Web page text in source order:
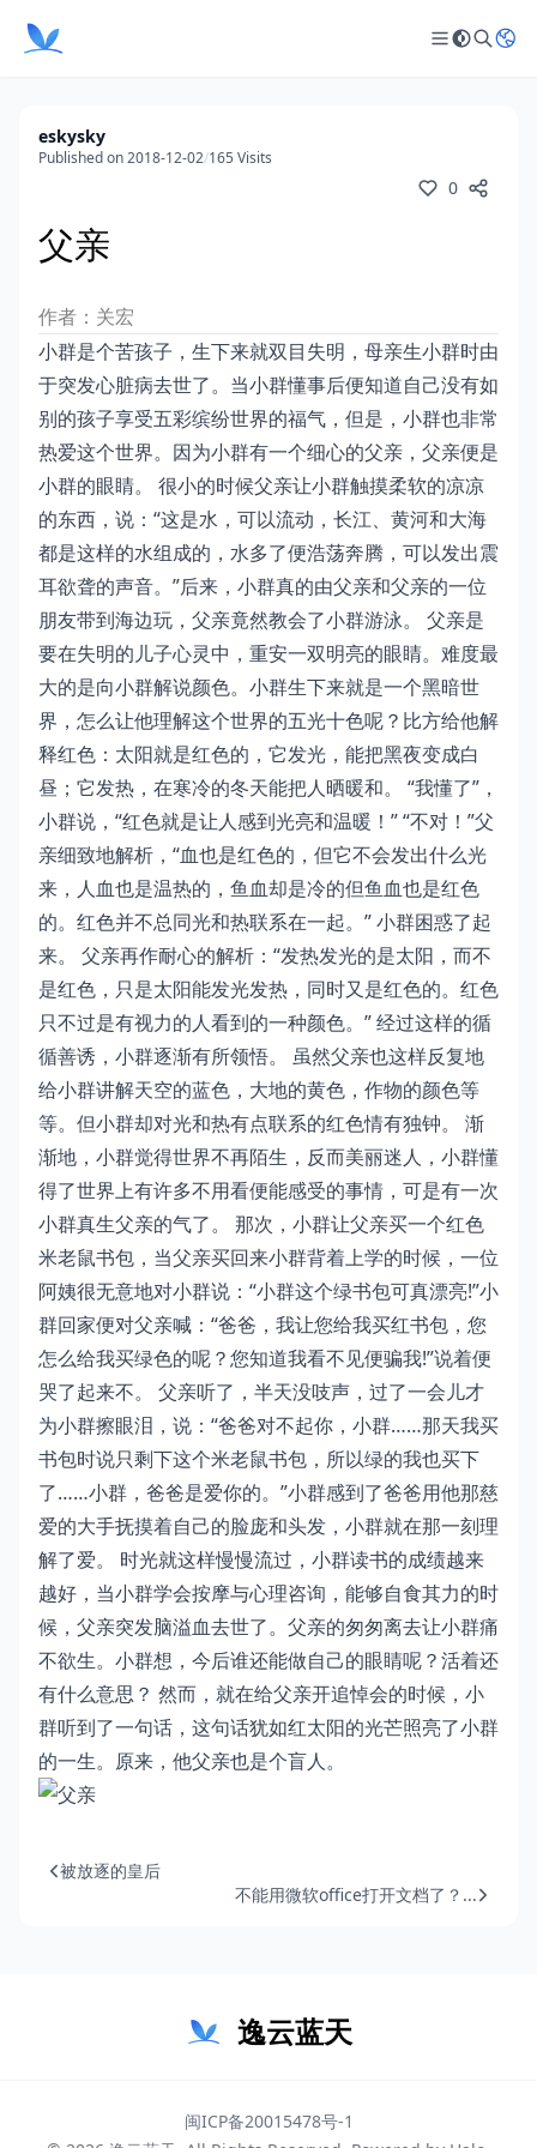
eskysky
Published on 2018-12-02/165 Visits
0
父亲
作者：关宏
小群是个苦孩子，生下来就双目失明，母亲生小群时由
于突发心脏病去世了。当小群懂事后便知道自己没有如
别的孩子享受五彩缤纷世界的福气，但是，小群也非常
热爱这个世界。因为小群有一个细心的父亲，父亲便是
小群的眼睛。 很小的时候父亲让小群触摸柔软的凉凉
的东西，说：“这是水，可以流动，长江、黄河和大海
都是这样的水组成的，水多了便浩荡奔腾，可以发出震
耳欲聋的声音。”后来，小群真的由父亲和父亲的一位
朋友带到海边玩，父亲竟然教会了小群游泳。 父亲是
要在失明的儿子心灵中，重安一双明亮的眼睛。难度最
大的是向小群解说颜色。小群生下来就是一个黑暗世
界，怎么让他理解这个世界的五光十色呢？比方给他解
释红色：太阳就是红色的，它发光，能把黑夜变成白
昼；它发热，在寒冷的冬天能把人晒暖和。 “我懂了”，
小群说，“红色就是让人感到光亮和温暖！” “不对！”父
亲细致地解析，“血也是红色的，但它不会发出什么光
来，人血也是温热的，鱼血却是冷的但鱼血也是红色
的。红色并不总同光和热联系在一起。” 小群困惑了起
来。 父亲再作耐心的解析：“发热发光的是太阳，而不
是红色，只是太阳能发光发热，同时又是红色的。红色
只不过是有视力的人看到的一种颜色。” 经过这样的循
循善诱，小群逐渐有所领悟。 虽然父亲也这样反复地
给小群讲解天空的蓝色，大地的黄色，作物的颜色等
等。但小群却对光和热有点联系的红色情有独钟。 渐
渐地，小群觉得世界不再陌生，反而美丽迷人，小群懂
得了世界上有许多不用看便能感受的事情，可是有一次
小群真生父亲的气了。 那次，小群让父亲买一个红色
米老鼠书包，当父亲买回来小群背着上学的时候，一位
阿姨很无意地对小群说：“小群这个绿书包可真漂亮!”小
群回家便对父亲喊：“爸爸，我让您给我买红书包，您
怎么给我买绿色的呢？您知道我看不见便骗我!”说着便
哭了起来不。 父亲听了，半天没吱声，过了一会儿才
为小群擦眼泪，说：“爸爸对不起你，小群……那天我买
书包时说只剩下这个米老鼠书包，所以绿的我也买下
了……小群，爸爸是爱你的。”小群感到了爸爸用他那慈
爱的大手抚摸着自己的脸庞和头发，小群就在那一刻理
解了爱。 时光就这样慢慢流过，小群读书的成绩越来
越好，当小群学会按摩与心理咨询，能够自食其力的时
候，父亲突发脑溢血去世了。父亲的匆匆离去让小群痛
不欲生。小群想，今后谁还能做自己的眼睛呢？活着还
有什么意思？ 然而，就在给父亲开追悼会的时候，小
群听到了一句话，这句话犹如红太阳的光芒照亮了小群
的一生。原来，他父亲也是个盲人。
被放逐的皇后
不能用微软office打开文档了？...
逸云蓝天
闽ICP备20015478号-1